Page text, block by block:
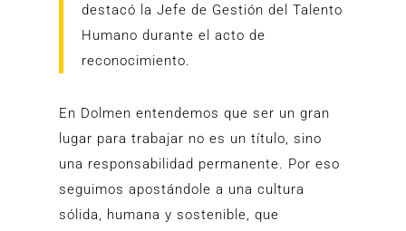
destacó la Jefe de Gestión del Talento
Humano durante el acto de
reconocimiento.
En Dolmen entendemos que ser un gran
lugar para trabajar no es un título, sino
una responsabilidad permanente. Por eso
seguimos apostándole a una cultura
sólida, humana y sostenible, que